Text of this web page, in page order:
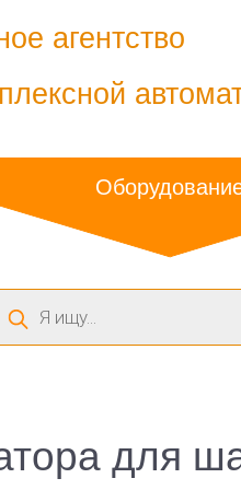
агентство
товаров
для